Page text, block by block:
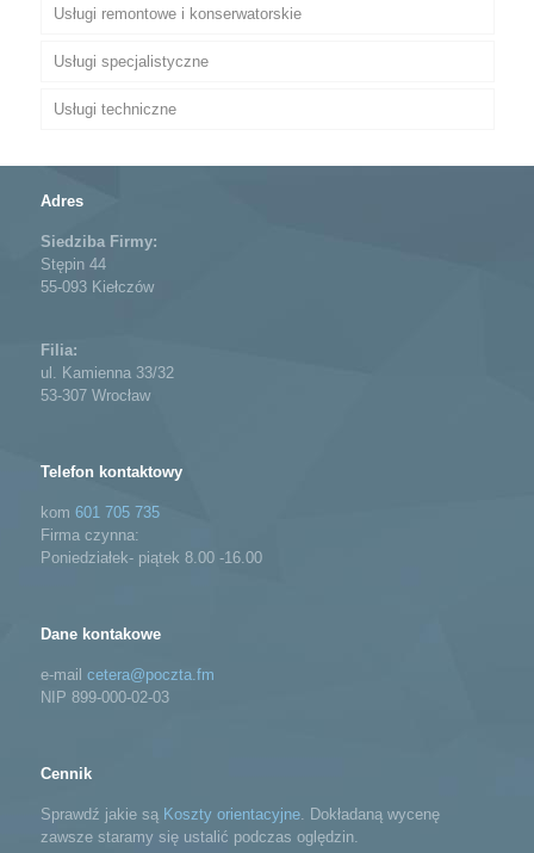
Czyszczenie i pranie tapicerki meblowej
Czyszczenie i pranie tapicerki samochodowej
Usługi remontowe i konserwatorskie
Usługi specjalistyczne
Usługi techniczne
Adres
Siedziba Firmy:
Stępin 44
55-093 Kiełczów
Filia:
ul. Kamienna 33/32
53-307 Wrocław
Telefon kontaktowy
kom 601 705 735
Firma czynna:
Poniedziałek- piątek 8.00 -16.00
Dane kontakowe
e-mail cetera@poczta.fm
NIP 899-000-02-03
Cennik
Sprawdź jakie są Koszty orientacyjne. Dokładaną wycenę
zawsze staramy się ustalić podczas oględzin.